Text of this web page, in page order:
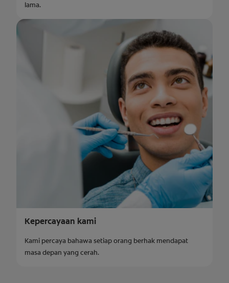
lama.
Kepercayaan kami
Kami percaya bahawa setiap orang berhak mendapat
masa depan yang cerah.